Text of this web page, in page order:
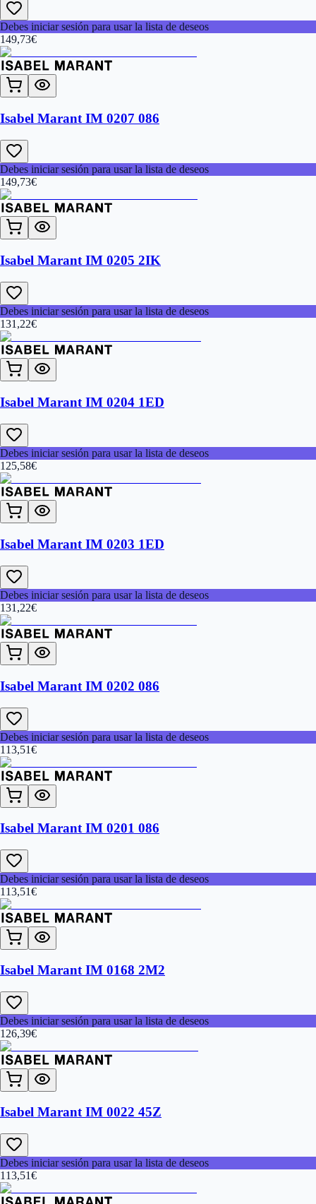
Debes iniciar sesión para usar la lista de deseos
149,73€
Isabel Marant IM 0207 086
Debes iniciar sesión para usar la lista de deseos
149,73€
Isabel Marant IM 0205 2IK
Debes iniciar sesión para usar la lista de deseos
131,22€
Isabel Marant IM 0204 1ED
Debes iniciar sesión para usar la lista de deseos
125,58€
Isabel Marant IM 0203 1ED
Debes iniciar sesión para usar la lista de deseos
131,22€
Isabel Marant IM 0202 086
Debes iniciar sesión para usar la lista de deseos
113,51€
Isabel Marant IM 0201 086
Debes iniciar sesión para usar la lista de deseos
113,51€
Isabel Marant IM 0168 2M2
Debes iniciar sesión para usar la lista de deseos
126,39€
Isabel Marant IM 0022 45Z
Debes iniciar sesión para usar la lista de deseos
113,51€